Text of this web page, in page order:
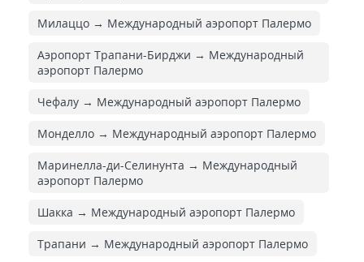
Милаццо → Международный аэропорт Палермо
Аэропорт Трапани-Бирджи → Международный
аэропорт Палермо
Чефалу → Международный аэропорт Палермо
Монделло → Международный аэропорт Палермо
Маринелла-ди-Селинунта → Международный
аэропорт Палермо
Шакка → Международный аэропорт Палермо
Трапани → Международный аэропорт Палермо